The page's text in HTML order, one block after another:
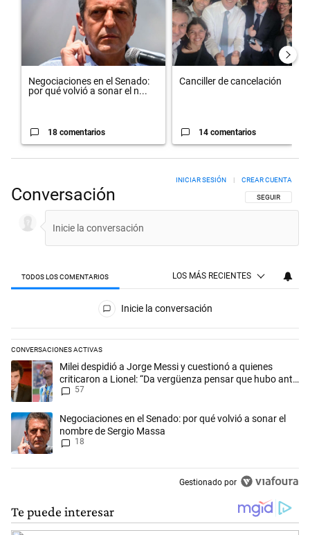
Negociaciones en el Senado:
por qué volvió a sonar el n...
18 comentarios
Canciller de cancelación
14 comentarios
Conversación SIGA ESTA
SEGUIR
INICIAR SESIÓN CREAR CUENTA
TODOS LOS COMENTARIOS LOS MÁS RECIENTES
Todos los comentarios
Inicie la conversación
CONVERSACIONES ACTIVAS
Este listado muestra los artículos con más comentarios en los
Un artículo de tendencia con el título "Milei despidió a Jorge Messi y
Milei despidió a Jorge Messi y cuestionó a quienes
criticaron a Lionel: “Da vergüenza pensar que hubo anti-
Messi”
57
Un artículo de tendencia con el título "Negociaciones en el Senado:
Negociaciones en el Senado: por qué volvió a sonar el
nombre de Sergio Massa
18
Gestionado por